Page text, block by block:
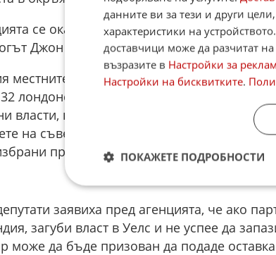
се оказа толкова лоша, колкото се
Джон Къртис, според Ройтерс.
местните избори обхващат 136 местни
лондонски района, 32 метрополни
власти, шест окръжни съвета и 48
на съвета, шестима кметове –
пряко в четвъртък. Общо 5 066
заявиха пред агенцията, че ако
загуби власт в Уелс и не успее да
може да бъде призован да подаде
данните ви за тези и други
характеристики на
доставчици може да разчитат
възразите в Настройки за
Настройки на бисквитките.
ПОКАЖЕТЕ ПОДРОБНОСТИ